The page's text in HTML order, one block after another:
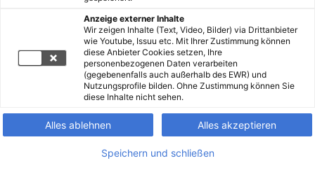
Anzeige externer Inhalte
Wir zeigen Inhalte (Text, Video, Bilder) via Drittanbieter
wie Youtube, Issuu etc. Mit Ihrer Zustimmung können
diese Anbieter Cookies setzen, Ihre
personenbezogenen Daten verarbeiten
(gegebenenfalls auch außerhalb des EWR) und
Nutzungsprofile bilden. Ohne Zustimmung können Sie
diese Inhalte nicht sehen.
Alles ablehnen Alles akzeptieren
Speichern und schließen